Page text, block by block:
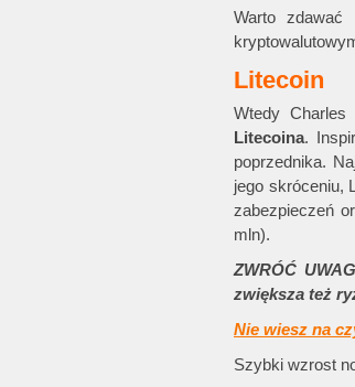
Warto
Litecoin
Wtedy Charles
Litecoina.
poprzednika.
jego skróceniu,
zabezpieczeń
mln).
ZWRÓĆ
zwiększa też
Nie wiesz na
Szybki wzrost